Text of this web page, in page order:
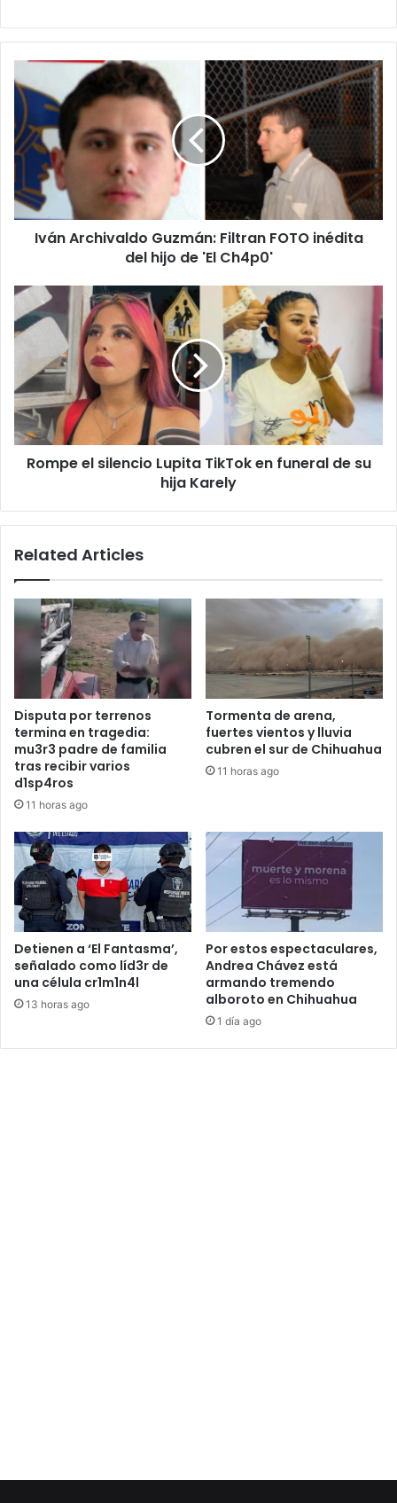
Archivaldo
Guzmán:
Filtran
FOTO
inédita
del
hijo
de
Iván Archivaldo Guzmán: Filtran FOTO inédita
del hijo de 'El Ch4p0'
Rompe
el
silencio
TikTok
en
funeral
de
su
hijaRompe el silencio Lupita TikTok en funeral de su
hija Karely
Related Articles
Disputa por terrenos
termina en tragedia:
mu3r3 padre de familia
tras recibir varios
d1sp4ros
11 horas ago
Tormenta de arena,
fuertes vientos y lluvia
cubren el sur de Chihuahua
11 horas ago
Detienen a ‘El Fantasma’,
señalado como líd3r de
una célula cr1m1n4l
13 horas ago
Por estos espectaculares,
Andrea Chávez está
armando tremendo
alboroto en Chihuahua
1 día ago